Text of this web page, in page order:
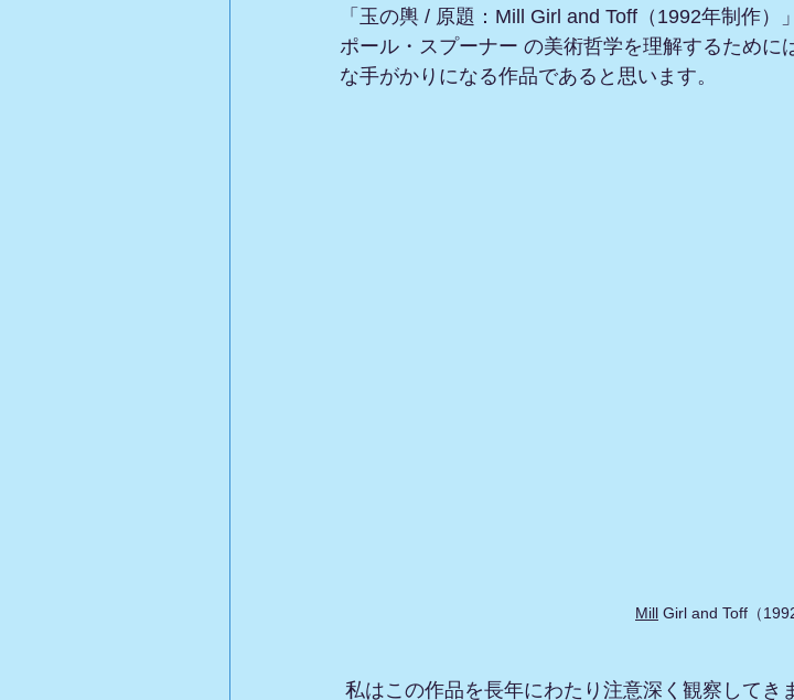
「玉の輿 / 原題：Mill Girl and Toff（1992年制作）
ポール・スプーナー の美術哲学を理解するために
な手がかりになる作品であると思います。
Mill Girl and Toff（
私はこの作品を長年にわたり注意深く観察してき